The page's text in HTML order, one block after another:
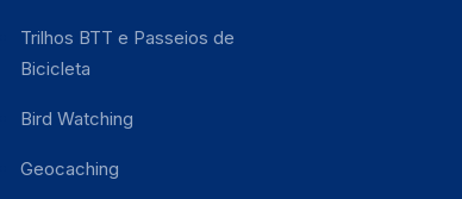
Trilhos BTT e Passeios de
Bicicleta
Bird Watching
Geocaching